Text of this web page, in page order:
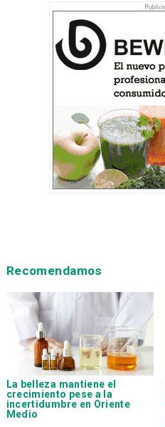
Recomendamos
La belleza mantiene el
crecimiento pese a la
incertidumbre en Oriente
Medio